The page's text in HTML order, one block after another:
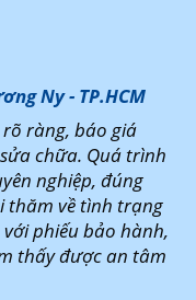
Ny - TP.HCM
rõ ràng, báo giá
chữa. Quá trình
nghiệp, đúng
thăm về tình trạng
phiếu bảo hành,
thấy được an tâm